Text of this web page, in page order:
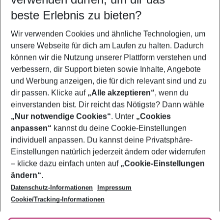
5-8 Nächte
2 Erwachsene Keine Kinder
Mehr Filter anzeigen
Footer
Footer navigation
Über uns
AGB
Bestpreisgarantie
Cookie-Einstellungen ändern
Cookie-Richtlinie
Agenturbetreuung
Barrierefreies Reisen
Folge uns
beste Erlebnis zu bieten?
Wir verwenden Cookies und ähnliche Technologien, um
unsere Webseite für dich am Laufen zu halten. Dadurch
können wir die Nutzung unserer Plattform verstehen und
verbessern, dir Support bieten sowie Inhalte, Angebote
und Werbung anzeigen, die für dich relevant sind und zu
dir passen. Klicke auf „Alle akzeptieren“, wenn du
einverstanden bist. Dir reicht das Nötigste? Dann wähle
„Nur notwendige Cookies“. Unter „Cookies
anpassen“ kannst du deine Cookie-Einstellungen
individuell anpassen. Du kannst deine Privatsphäre-
Einstellungen natürlich jederzeit ändern oder widerrufen
– klicke dazu einfach unten auf „Cookie-Einstellungen
ändern“.
Datenschutz-Informationen
Impressum
Cookie/Tracking-Informationen